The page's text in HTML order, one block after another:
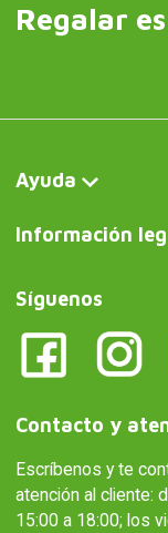
Regalar
Ayuda
Información
Síguenos
Contacto y
Escríbenos y te
atención al cliente:
15:00 a 18:00; los